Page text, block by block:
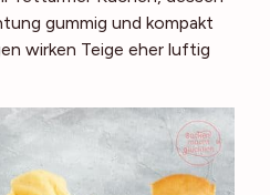
gummig und kompakt
wirken Teige eher luftig